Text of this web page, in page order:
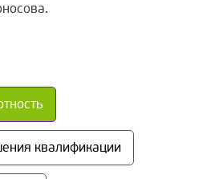
квалификации